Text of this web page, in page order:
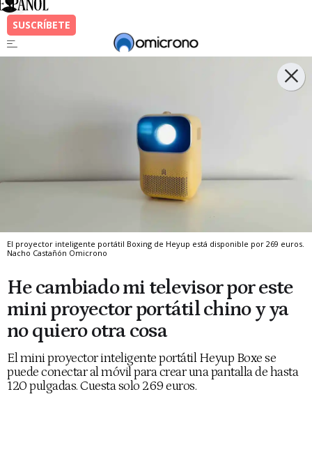
El proyector inteligente portátil Boxing de Heyup está disponible por 269 euros.
Nacho Castañón Omicrono
He cambiado mi televisor por este
mini proyector portátil chino y ya
no quiero otra cosa
El mini proyector inteligente portátil Heyup Boxe se
puede conectar al móvil para crear una pantalla de hasta
120 pulgadas. Cuesta solo 269 euros.